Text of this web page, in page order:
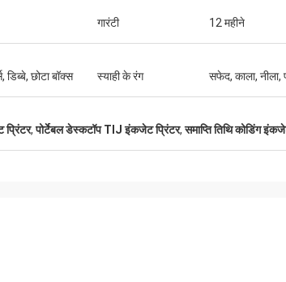
गारंटी 12 महीने
डिब्बे, छोटा बॉक्स स्याही के रंग सफेद, काला, नीला,
प्रिंटर,पोर्टेबल डेस्कटॉप TIJ इंकजेट प्रिंटर,समाप्ति तिथि कोडिंग